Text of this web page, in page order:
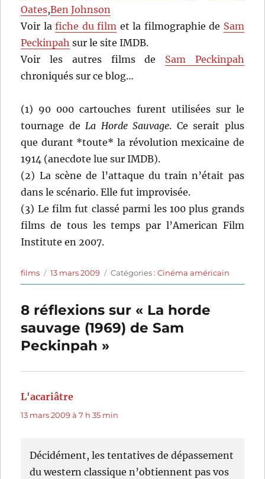
Oates,Ben Johnson
Voir lafiche du film et la filmographie de Sam
Peckinpah sur le site IMDB.
Voir les autres films de Sam Peckinpah
chroniqués sur ce blog…
(1) 90 000 cartouches furent utilisées sur le
tournage deLa Horde Sauvage. Ce serait plus
que durant *toute* la révolution mexicaine de
1914 (anecdote lue sur IMDB).
(2) La scène de l’attaque du train n’était pas
dans le scénario. Elle fut improvisée.
(3) Le film fut classé parmi les 100 plus grands
films de tous les temps par l’American Film
Institute en 2007.
Auteur
films
Publié
le
13 mars 2009 Catégories
Catégories :Cinéma américain
8 réflexions sur « La horde
sauvage (1969) de Sam
Peckinpah »
L'acariâtre
13 mars 2009 à 7 h 35 min
Décidément, les tentatives de dépassement
du western classique n’obtiennent pas vos